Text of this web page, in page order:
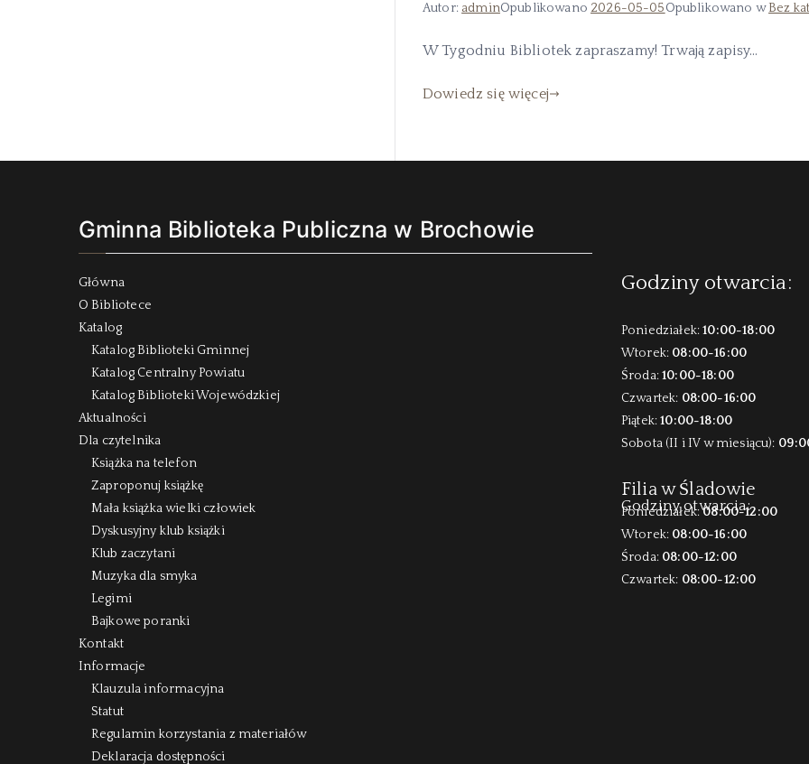
Autor: adminOpublikowano 2026-05-05Opublikowano wBez
W Tygodniu Bibliotek zapraszamy! Trwają zapisy…
Dowiedz się więcej
Gminna Biblioteka Publiczna w Brochowie
Główna
O Bibliotece
Katalog
Katalog Biblioteki Gminnej
Katalog Centralny Powiatu
Katalog Biblioteki Wojewódzkiej
Aktualności
Dla czytelnika
Książka na telefon
Zaproponuj książkę
Mała książka wielki człowiek
Dyskusyjny klub książki
Klub zaczytani
Muzyka dla smyka
Legimi
Bajkowe poranki
Kontakt
Informacje
Klauzula informacyjna
Statut
Regulamin korzystania z materiałów
Deklaracja dostępności
Godziny otwarcia:
Poniedziałek:10:00-18:00
Wtorek: 08:00-16:00
Środa:10:00-18:00
Czwartek: 08:00-16:00
Piątek:10:00-18:00
Sobota (II i IV w miesiącu):
Filia w Śladowie
Godziny otwarcia:
Poniedziałek:08:00-12:00
Wtorek: 08:00-16:00
Środa: 08:00-12:00
Czwartek: 08:00-12:00